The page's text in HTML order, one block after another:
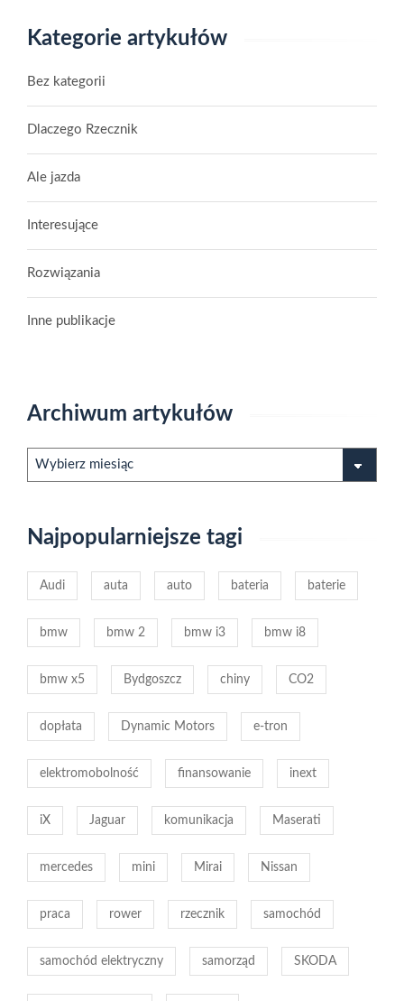
Kategorie artykułów
Bez kategorii
Dlaczego Rzecznik
Ale jazda
Interesujące
Rozwiązania
Inne publikacje
Archiwum artykułów
Archiwum
Najpopularniejsze tagi
Audi auta auto bateria baterie
bmw bmw 2 bmw i3 bmw i8
bmw x5 Bydgoszcz chiny CO2
dopłata Dynamic Motors e-tron
elektromobolność finansowanie inext
iX Jaguar komunikacja Maserati
mercedes mini Mirai Nissan
praca rower rzecznik samochód
samochód elektryczny samorząd SKODA